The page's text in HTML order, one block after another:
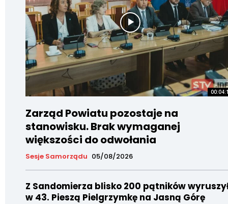
Zarząd Powiatu pozostaje na
stanowisku. Brak wymaganej
większości do odwołania
Sesje Samorządu 05/08/2026
Z Sandomierza blisko 200 pątników
w 43. Pieszą Pielgrzymkę na Jasną Górę